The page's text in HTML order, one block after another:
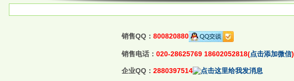
销售QQ： 800820880
销售电话： 020-28625769 18602052818(点击添加微信)
企业QQ： 2880397514